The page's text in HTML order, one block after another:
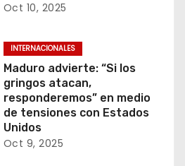
Oct 10, 2025
INTERNACIONALES
Maduro advierte: “Si los
gringos atacan,
responderemos” en medio
de tensiones con Estados
Unidos
Oct 9, 2025